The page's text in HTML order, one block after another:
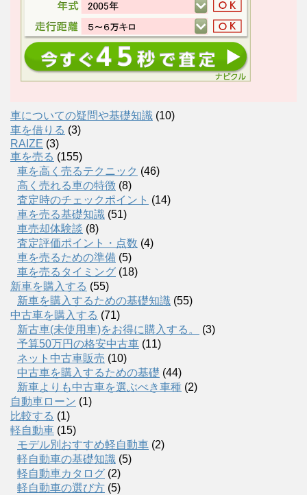
車についての疑問や基礎知識 (10)
車を借りる (3)
RAIZE (3)
車を売る (155)
車を高く売るテクニック (46)
高く売れる車の特徴 (8)
査定時のチェックポイント (14)
車を売る基礎知識 (51)
車売却体験談 (8)
査定評価ポイント・点数 (4)
車を売るための準備 (5)
車を売るタイミング (18)
新車を購入する (55)
新車を購入するための基礎知識 (55)
中古車を購入する (71)
新古車(未使用車)をお得に購入する。
(3)
予算50万円の格安中古車 (11)
ネット中古車販売 (10)
中古車を購入するための基礎 (44)
新車よりも中古車を選ぶべき車種 (2)
自動車ローン (1)
比較する (1)
軽自動車 (15)
モデル別おすすめ軽自動車 (2)
軽自動車の基礎知識 (5)
軽自動車カタログ (2)
軽自動車の選び方 (5)